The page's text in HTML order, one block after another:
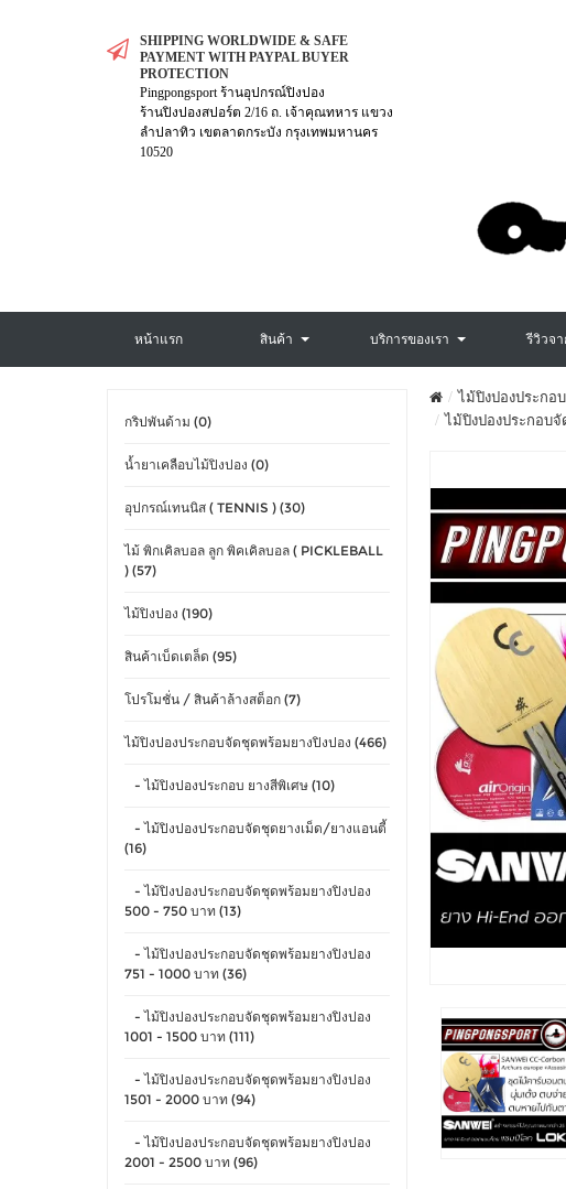
SHIPPING WORLDWIDE & SAFE
PAYMENT WITH PAYPAL BUYER
PROTECTION
Pingpongsport ร้านอุปกรณ์ปิงปอง
ร้านปิงปองสปอร์ต 2/16 ถ. เจ้าคุณทหาร แขวง
ลำปลาทิว เขตลาดกระบัง กรุงเทพมหานคร
10520
หน้าแรก สินค้า บริการของเรา รีวิวจ
กริปพันด้าม (0)
น้ำยาเคลือบไม้ปิงปอง (0)
อุปกรณ์เทนนิส ( TENNIS ) (30)
ไม้ พิกเคิลบอล ลูก พิคเคิลบอล ( PICKLEBALL
) (57)
ไม้ปิงปอง (190)
สินค้าเบ็ดเตล็ด (95)
โปรโมชั่น / สินค้าล้างสต็อก (7)
ไม้ปิงปองประกอบจัดชุดพร้อมยางปิงปอง (466)
- ไม้ปิงปองประกอบ ยางสีพิเศษ (10)
- ไม้ปิงปองประกอบจัดชุดยางเม็ด/ยางแอนตี้
(16)
- ไม้ปิงปองประกอบจัดชุดพร้อมยางปิงปอง
500 - 750 บาท (13)
- ไม้ปิงปองประกอบจัดชุดพร้อมยางปิงปอง
751 - 1000 บาท (36)
- ไม้ปิงปองประกอบจัดชุดพร้อมยางปิงปอง
1001 - 1500 บาท (111)
- ไม้ปิงปองประกอบจัดชุดพร้อมยางปิงปอง
1501 - 2000 บาท (94)
- ไม้ปิงปองประกอบจัดชุดพร้อมยางปิงปอง
2001 - 2500 บาท (96)
ไม้ปิงปองประกอ
ไม้ปิงปองประกอบจั